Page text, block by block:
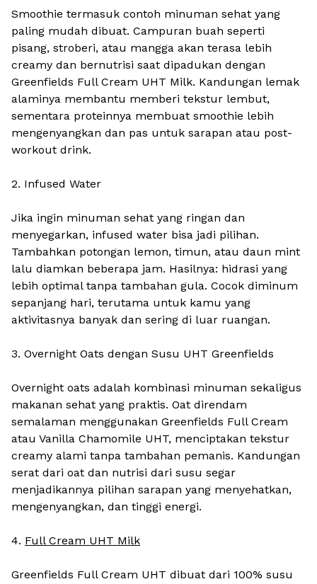
Smoothie termasuk contoh minuman sehat yang
paling mudah dibuat. Campuran buah seperti
pisang, stroberi, atau mangga akan terasa lebih
creamy dan bernutrisi saat dipadukan dengan
Greenfields Full Cream UHT Milk. Kandungan lemak
alaminya membantu memberi tekstur lembut,
sementara proteinnya membuat smoothie lebih
mengenyangkan dan pas untuk sarapan atau post-
workout drink.
2. Infused Water
Jika ingin minuman sehat yang ringan dan
menyegarkan, infused water bisa jadi pilihan.
Tambahkan potongan lemon, timun, atau daun mint
lalu diamkan beberapa jam. Hasilnya: hidrasi yang
lebih optimal tanpa tambahan gula. Cocok diminum
sepanjang hari, terutama untuk kamu yang
aktivitasnya banyak dan sering di luar ruangan.
3. Overnight Oats dengan Susu UHT Greenfields
Overnight oats adalah kombinasi minuman sekaligus
makanan sehat yang praktis. Oat direndam
semalaman menggunakan Greenfields Full Cream
atau Vanilla Chamomile UHT, menciptakan tekstur
creamy alami tanpa tambahan pemanis. Kandungan
serat dari oat dan nutrisi dari susu segar
menjadikannya pilihan sarapan yang menyehatkan,
mengenyangkan, dan tinggi energi.
4. Full Cream UHT Milk
Greenfields Full Cream UHT dibuat dari 100% susu